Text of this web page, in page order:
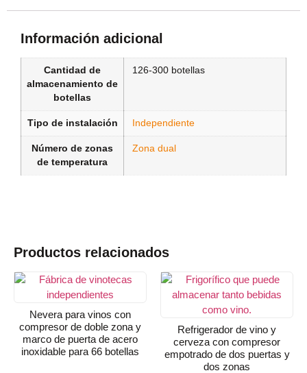
Información adicional
Cantidad de
almacenamiento de
botellas
126-300 botellas
Tipo de instalación Independiente
Número de zonas
de temperatura
Zona dual
Productos relacionados
Nevera para vinos con
compresor de doble zona y
marco de puerta de acero
inoxidable para 66 botellas
Refrigerador de vino y
cerveza con compresor
empotrado de dos puertas y
dos zonas